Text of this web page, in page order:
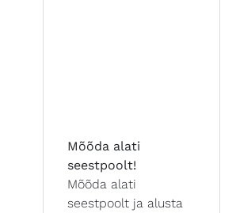
Mõõda alati
seestpoolt!
Mõõda alati
seestpoolt ja alusta